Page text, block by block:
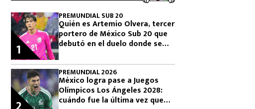
PREMUNDIAL SUB 20
Quién es Artemio Olvera, tercer
portero de México Sub 20 que
debutó en el duelo donde se
1
PREMUNDIAL 2026
México logra pase a Juegos
Olímpicos Los Ángeles 2028:
cuándo fue la última vez que